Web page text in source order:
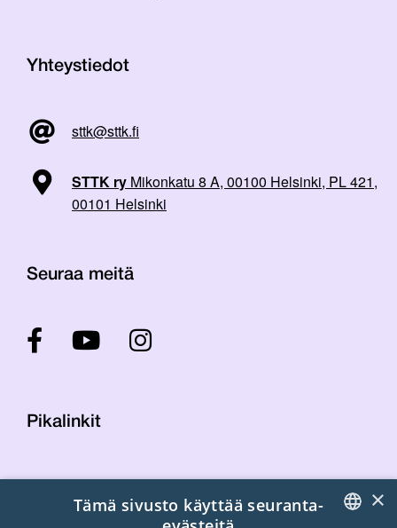
Yhteystiedot
sttk@sttk.fi
STTK ry Mikonkatu 8 A, 00100 Helsinki, PL 421,
00101 Helsinki
Seuraa meitä
Pikalinkit
Laskutustiedot
×
Tämä sivusto käyttää seuranta-